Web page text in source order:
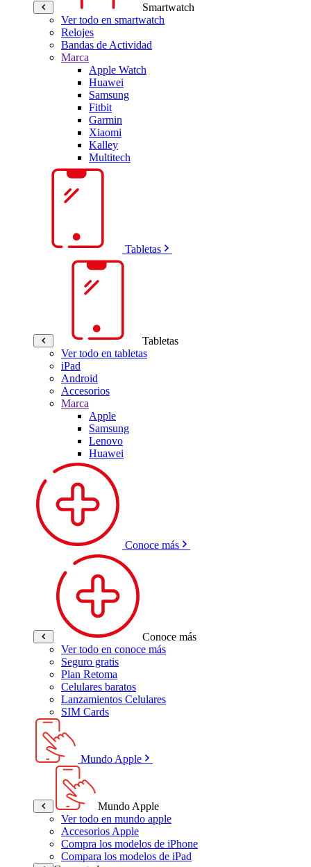
Smartwatch
Ver todo en smartwatch
Relojes
Bandas de Actividad
Marca
Apple Watch
Huawei
Samsung
Fitbit
Garmin
Xiaomi
Kalley
Multitech
Tabletas
Tabletas
Ver todo en tabletas
iPad
Android
Accesorios
Marca
Apple
Samsung
Lenovo
Huawei
Conoce más
Conoce más
Ver todo en conoce más
Seguro gratis
Plan Retoma
Celulares baratos
Lanzamientos Celulares
SIM Cards
Mundo Apple
Mundo Apple
Ver todo en mundo apple
Accesorios Apple
Compra los modelos de iPhone
Compara los modelos de iPad